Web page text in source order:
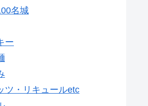
名城
ー
ツ・リキュールetc